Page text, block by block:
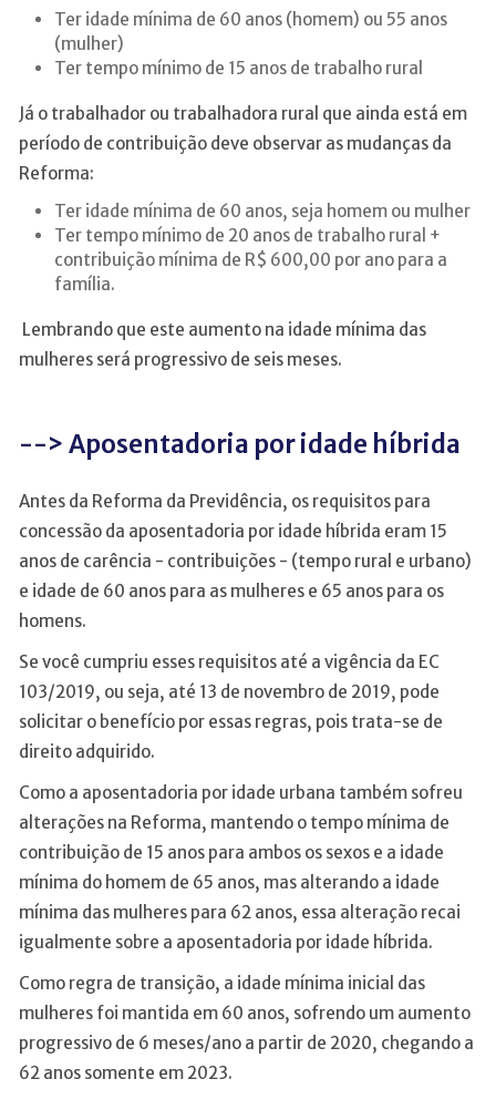
Ter idade mínima de 60 anos (homem) ou 55 anos
(mulher)
Ter tempo mínimo de 15 anos de trabalho rural
Já o trabalhador ou trabalhadora rural que ainda está em
período de contribuição deve observar as mudanças da
Reforma:
Ter idade mínima de 60 anos, seja homem ou mulher
Ter tempo mínimo de 20 anos de trabalho rural +
contribuição mínima de R$ 600,00 por ano para a
família.
Lembrando que este aumento na idade mínima das
mulheres será progressivo de seis meses.
--> Aposentadoria por idade híbrida
Antes da Reforma da Previdência, os requisitos para
concessão da aposentadoria por idade híbrida eram 15
anos de carência - contribuições - (tempo rural e urbano)
e idade de 60 anos para as mulheres e 65 anos para os
homens.
Se você cumpriu esses requisitos até a vigência da EC
103/2019, ou seja, até 13 de novembro de 2019, pode
solicitar o benefício por essas regras, pois trata-se de
direito adquirido.
Como a aposentadoria por idade urbana também sofreu
alterações na Reforma, mantendo o tempo mínima de
contribuição de 15 anos para ambos os sexos e a idade
mínima do homem de 65 anos, mas alterando a idade
mínima das mulheres para 62 anos, essa alteração recai
igualmente sobre a aposentadoria por idade híbrida.
Como regra de transição, a idade mínima inicial das
mulheres foi mantida em 60 anos, sofrendo um aumento
progressivo de 6 meses/ano a partir de 2020, chegando a
62 anos somente em 2023.